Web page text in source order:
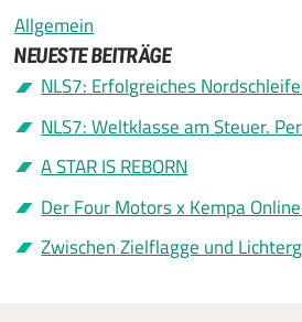
Allgemein
NEUESTE BEITRÄGE
NLS7: Erfolgreiches Nordschleifen-
NLS7: Weltklasse am Steuer.
A STAR IS REBORN
Der Four Motors x Kempa
Zwischen Zielflagge und Lichterglanz